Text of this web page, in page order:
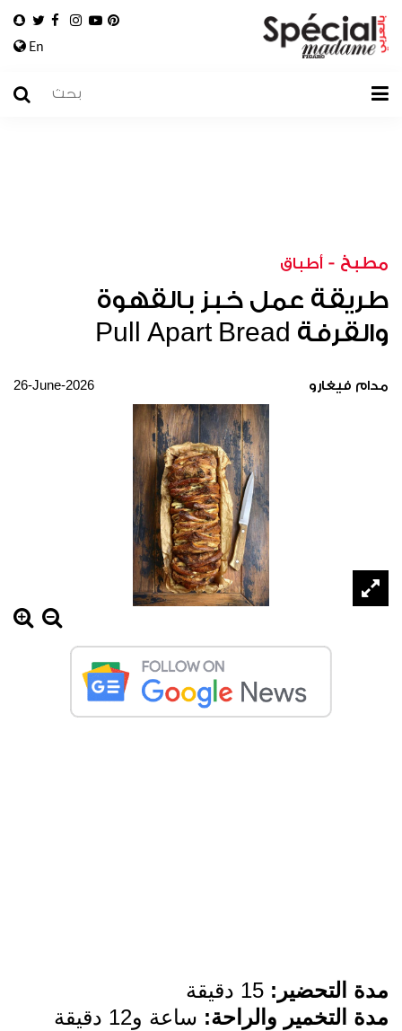
En
مطبخ - أطباق
طريقة عمل خبز بالقهوة
والقرفة Pull Apart Bread
مدام فيغارو 26-June-2026
مدة التحضير:
مدة التخمير والراحة: ساعة و12 دقيقة